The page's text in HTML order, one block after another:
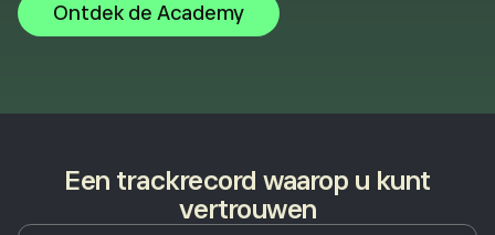
Ontdek de Academy
Een trackrecord waarop u kunt
vertrouwen